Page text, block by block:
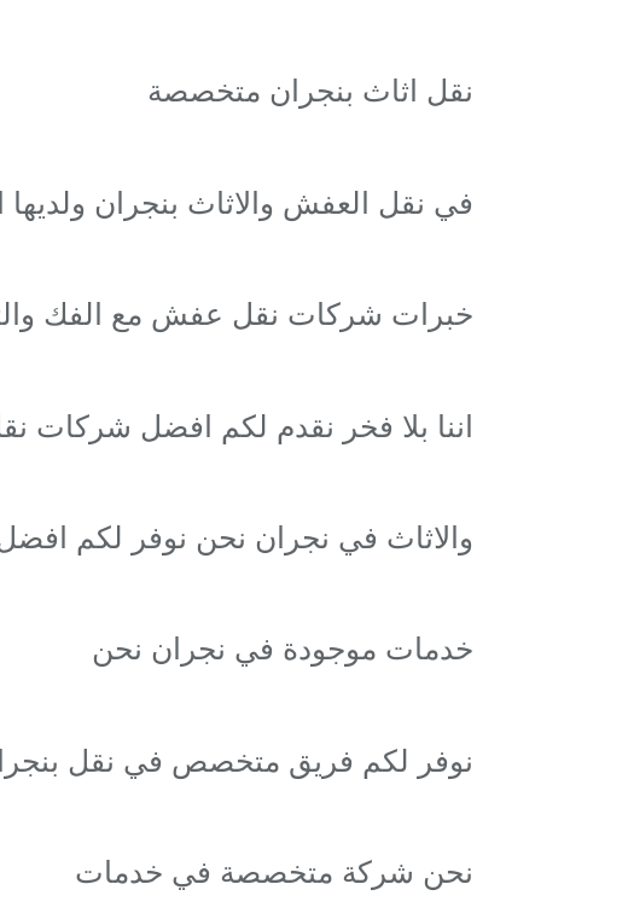
نقل اثاث بنجران متخصصة
في نقل العفش والاثاث بنجران
خبرات شركات نقل عفش مع الفك
اننا بلا فخر نقدم لكم افضل
والاثاث في نجران نحن نوفر لكم
خدمات موجودة في نجران نحن
نوفر لكم فريق متخصص في نقل
نحن شركة متخصصة في خدمات